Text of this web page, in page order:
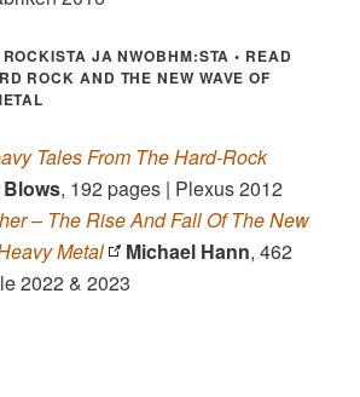
JA NWOBHM:STA • READ
ROCK AND THE NEW WAVE OF
Tales From The Hard-Rock
, 192 pages | Plexus 2012
– The Rise And Fall Of The New
Metal
Michael Hann, 462
2022 & 2023